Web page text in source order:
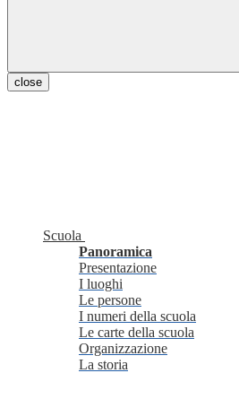
close
Scuola
Panoramica
Presentazione
I luoghi
Le persone
I numeri della scuola
Le carte della scuola
Organizzazione
La storia